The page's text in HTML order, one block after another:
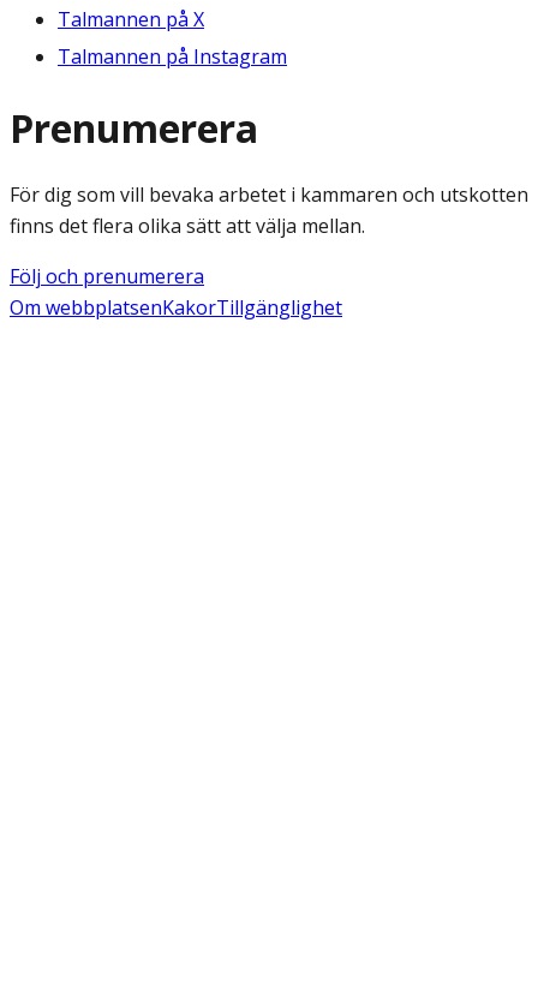
Talmannen på X
Talmannen på Instagram
Prenumerera
För dig som vill bevaka arbetet i kammaren och utskotten
finns det flera olika sätt att välja mellan.
Följ och prenumerera
Om webbplatsenKakorTillgänglighet